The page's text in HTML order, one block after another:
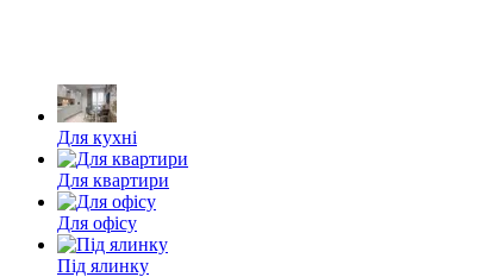
Для кухні
Для квартири
Для офісу
Під ялинку